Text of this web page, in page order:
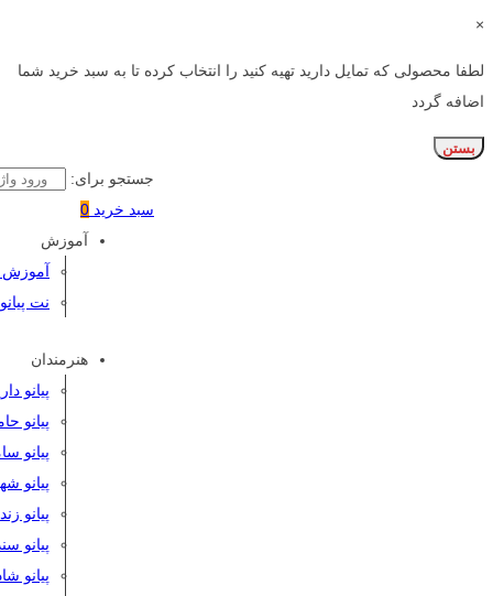
×
لطفا محصولی که تمایل دارید تهیه کنید را انتخاب کرده تا به سبد خرید شما
اضافه گردد
بستن
جستجو برای:
سبد خرید 0
آموزش
آموزش
نت پیانو
هنرمندان
پیانو
پیانو
پیانو
پیانو
پیانو
پیانو
پیانو